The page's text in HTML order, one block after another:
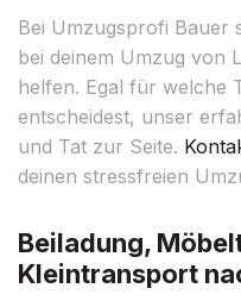
Bei Umzugsprofi Bauer
bei deinem Umzug von
helfen. Egal für welche
entscheidest, unser
und Tat zur Seite.
deinen stressfreien
Beiladung,
Kleintransport